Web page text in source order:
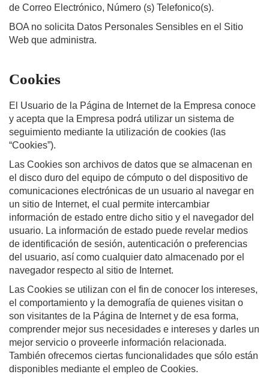
de Correo Electrónico, Número (s) Telefonico(s).
BOA no solicita Datos Personales Sensibles en el Sitio
Web que administra.
Cookies
El Usuario de la Página de Internet de la Empresa conoce
y acepta que la Empresa podrá utilizar un sistema de
seguimiento mediante la utilización de cookies (las
“Cookies”).
Las Cookies son archivos de datos que se almacenan en
el disco duro del equipo de cómputo o del dispositivo de
comunicaciones electrónicas de un usuario al navegar en
un sitio de Internet, el cual permite intercambiar
información de estado entre dicho sitio y el navegador del
usuario. La información de estado puede revelar medios
de identificación de sesión, autenticación o preferencias
del usuario, así como cualquier dato almacenado por el
navegador respecto al sitio de Internet.
Las Cookies se utilizan con el fin de conocer los intereses,
el comportamiento y la demografía de quienes visitan o
son visitantes de la Página de Internet y de esa forma,
comprender mejor sus necesidades e intereses y darles un
mejor servicio o proveerle información relacionada.
También ofrecemos ciertas funcionalidades que sólo están
disponibles mediante el empleo de Cookies.